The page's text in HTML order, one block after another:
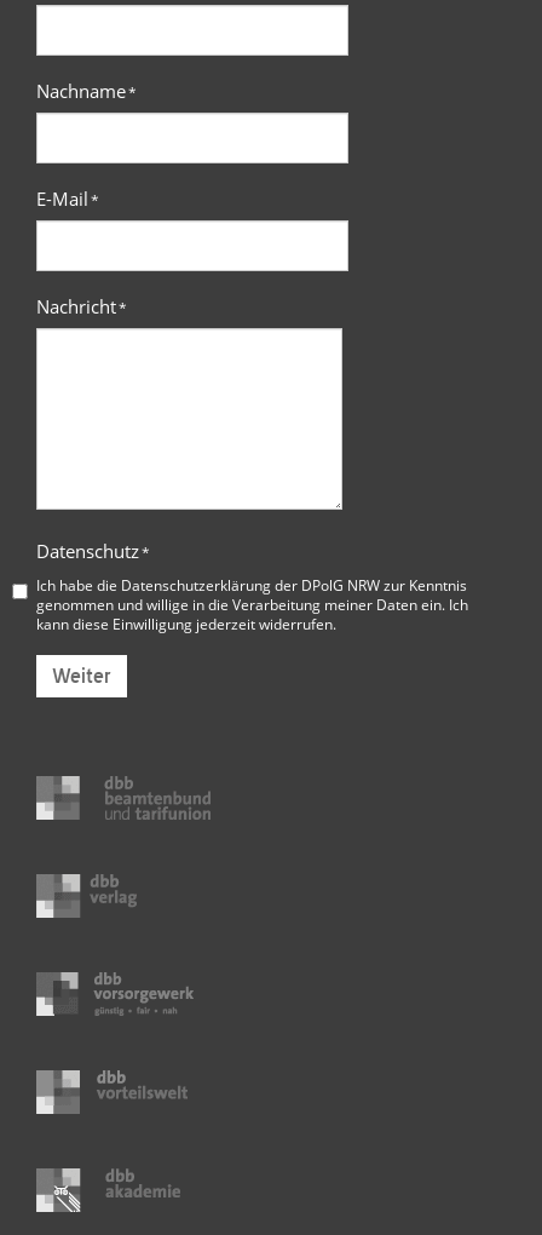
Nachname*
E-Mail*
Nachricht*
Datenschutz*
Ich habe die Datenschutzerklärung der DPolG NRWzur Kenntnis
genommen und willige in die Verarbeitung meiner Daten ein. Ich
kann diese Einwilligung jederzeit widerrufen.
Weiter